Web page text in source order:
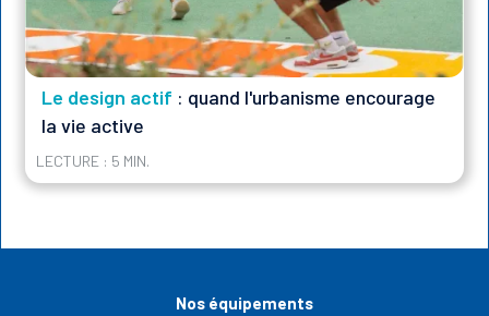
Le design actif : quand l'urbanisme encourage
la vie active
LECTURE : 5 MIN.
Nos équipements